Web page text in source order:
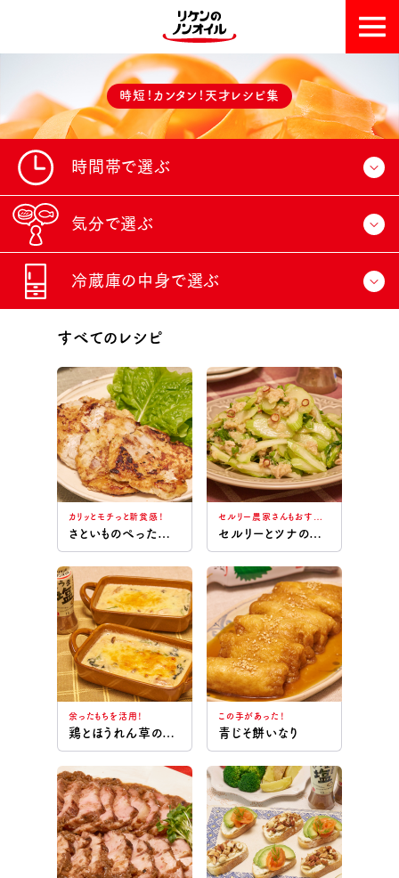
おいしい理由
天才レシピ集
時短！カンタン！天才レシピ集
時間帯で選ぶ
朝
昼
夕
気分で選ぶ
ぱぱっともう一品
クイックおつまみ
まんぞくメインディッシュ
野菜！野菜！野菜！
さくっと100kcal以下
冷蔵庫の中身で選ぶ
リケンのノンオイル 青じそ
リケンのノンオイル 中華ごま
リケンのノンオイル うま塩
リケンのノンオイル イタリアン風バジル
リケンのノンオイル 和風
リケンのノンオイル 味わうおろし
リケンのノンオイル 塩レモン
リケンのノンオイル 青じそ梅
リケンのノンオイル かけちゃえエスニック
肉
すべてのレシピ
カリッとモチっと新食感！
さといものぺったんこ焼き
セルリー農家さんもおすすめ！
セルリーとツナの温マリネ
余ったもちを活用！
鶏とほうれん草のもちホワイトソースグラタン
この手があった！
青じそ餅いなり